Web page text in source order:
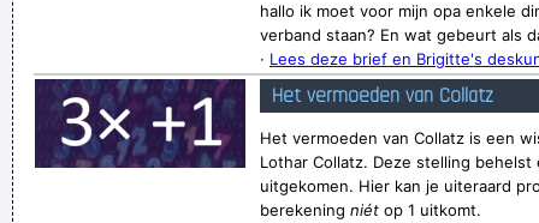
hallo ik moet voor mijn opa enkele
verband staan? En wat gebeurt als
· Lees deze brief en Brigitte's
Het vermoeden van Collatz
Het vermoeden van Collatz is een
Lothar Collatz. Deze stelling
uitgekomen. Hier kan je uiteraard
berekening niét op 1 uitkomt.